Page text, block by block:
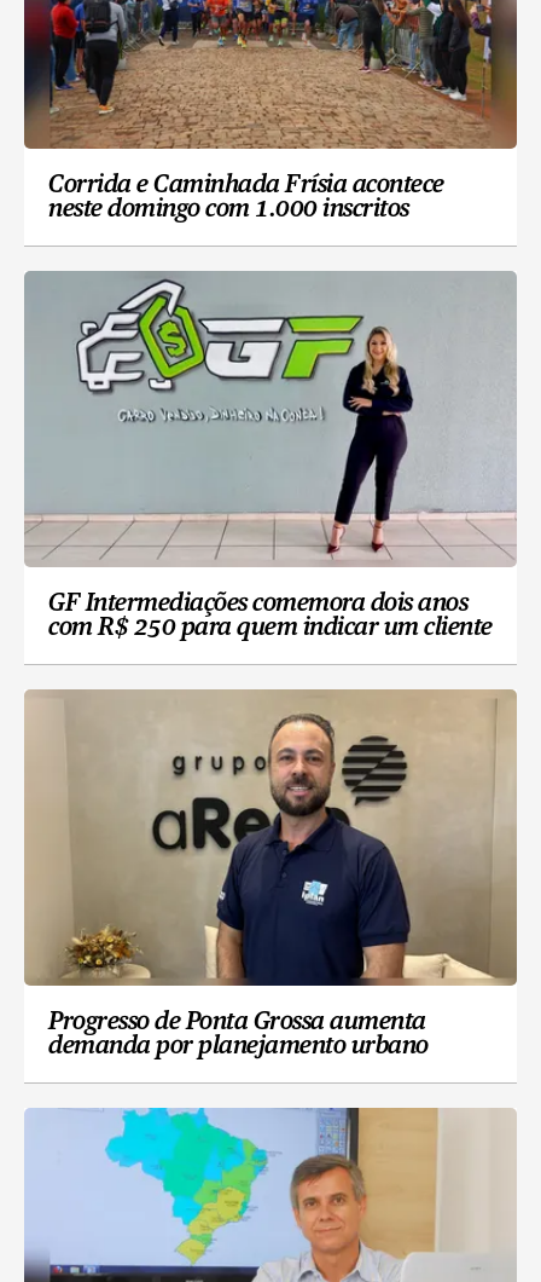
Corrida e Caminhada Frísia acontece
neste domingo com 1.000 inscritos
GF Intermediações comemora dois anos
com R$ 250 para quem indicar um cliente
Progresso de Ponta Grossa aumenta
demanda por planejamento urbano